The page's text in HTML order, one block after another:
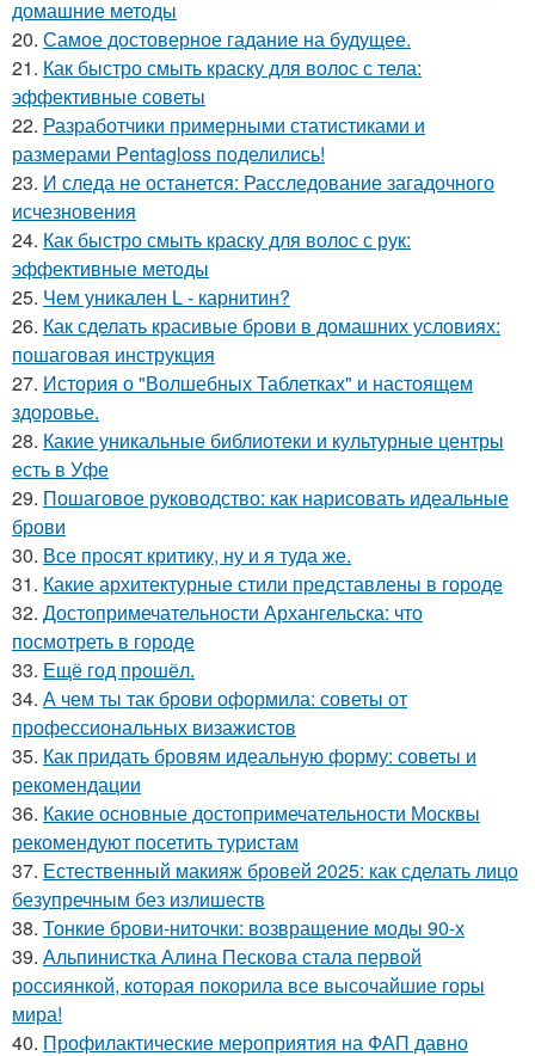
домашние методы
20. Самое достоверное гадание на будущее.
21. Как быстро смыть краску для волос с тела:
эффективные советы
22. Разработчики примерными статистиками и
размерами Pentagloss поделились!
23. И следа не останется: Расследование загадочного
исчезновения
24. Как быстро смыть краску для волос с рук:
эффективные методы
25. Чем уникален L - карнитин?
26. Как сделать красивые брови в домашних условиях:
пошаговая инструкция
27. История о "Волшебных Таблетках" и настоящем
здоровье.
28. Какие уникальные библиотеки и культурные центры
есть в Уфе
29. Пошаговое руководство: как нарисовать идеальные
брови
30. Все просят критику, ну и я туда же.
31. Какие архитектурные стили представлены в городе
32. Достопримечательности Архангельска: что
посмотреть в городе
33. Ещё год прошёл.
34. А чем ты так брови оформила: советы от
профессиональных визажистов
35. Как придать бровям идеальную форму: советы и
рекомендации
36. Какие основные достопримечательности Москвы
рекомендуют посетить туристам
37. Естественный макияж бровей 2025: как сделать лицо
безупречным без излишеств
38. Тонкие брови-ниточки: возвращение моды 90-х
39. Альпинистка Алина Пескова стала первой
россиянкой, которая покорила все высочайшие горы
мира!
40. Профилактические мероприятия на ФАП давно